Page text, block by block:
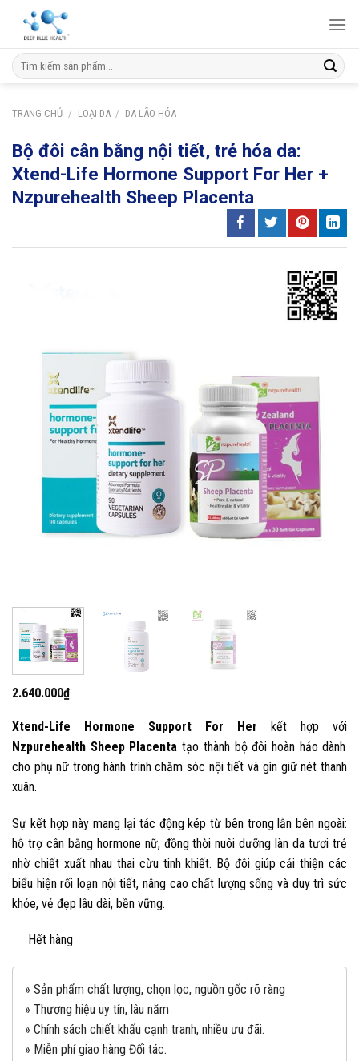
content
Tìm
kiếm:
TRANG CHỦ / LOẠI DA / DA LÃO HÓA
Bộ đôi cân bằng nội tiết, trẻ hóa da:
Xtend-Life Hormone Support For Her +
Nzpurehealth Sheep Placenta
2.640.000₫
Xtend-Life Hormone Support For Her kết hợp với
Nzpurehealth Sheep Placentatạo thành bộ đôi hoàn hảo dành
cho phụ nữ trong hành trình chăm sóc nội tiết và gìn giữ nét thanh
xuân.
Sự kết hợp này mang lại tác động kép từ bên trong lẫn bên ngoài:
hỗ trợ cân bằng hormone nữ, đồng thời nuôi dưỡng làn da tươi trẻ
nhờ chiết xuất nhau thai cừu tinh khiết. Bộ đôi giúp cải thiện các
biểu hiện rối loạn nội tiết, nâng cao chất lượng sống và duy trì sức
khỏe, vẻ đẹp lâu dài, bền vững.
Hết hàng
» Sản phẩm chất lượng, chọn lọc, nguồn gốc rõ ràng
» Thương hiệu uy tín, lâu năm
» Chính sách chiết khấu cạnh tranh, nhiều ưu đãi.
» Miễn phí giao hàng Đối tác.